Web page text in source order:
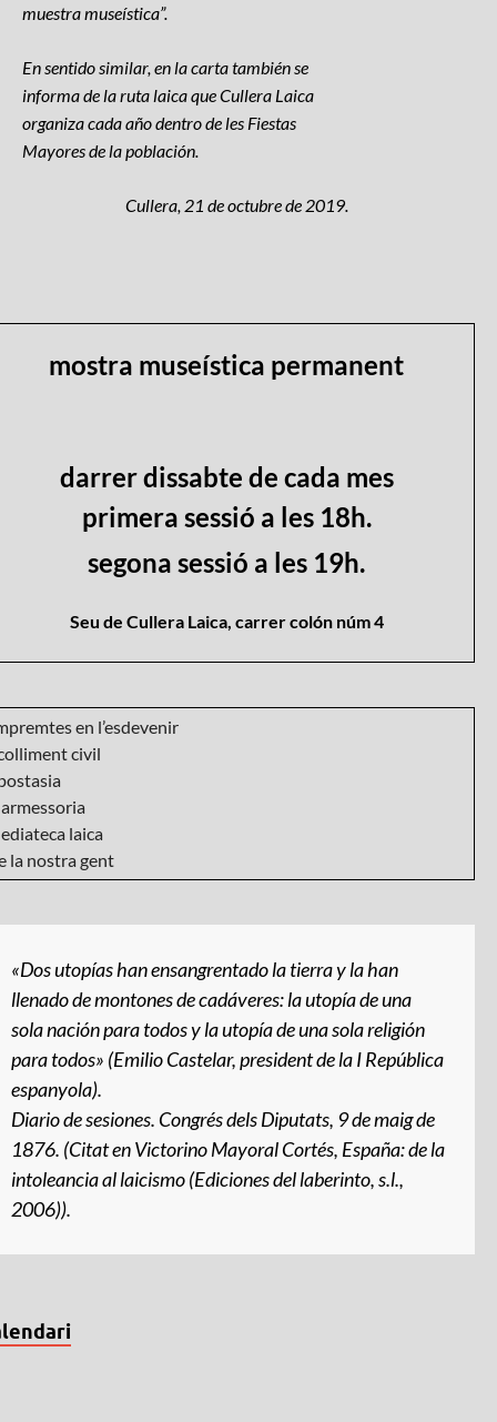
muestra museística”.
En sentido similar, en la carta también se
informa de la ruta laica que Cullera Laica
organiza cada año dentro de les Fiestas
Mayores de la población.
Cullera, 21 de octubre de 2019.
mostra museística permanent
darrer dissabte de cada mes
primera sessió a les 18h.
segona sessió a les 19h.
Seu de Cullera Laica, carrer colón núm 4
en l’esdevenir
civil
laica
la nostra gent
«Dos utopías han ensangrentado la tierra y la han
llenado de montones de cadáveres: la utopía de una
sola nación para todos y la utopía de una sola religión
para todos» (Emilio Castelar, president de la I República
espanyola).
Diario de sesiones. Congrés dels Diputats, 9 de maig de
1876. (Citat en Victorino Mayoral Cortés, España: de la
intoleancia al laicismo(Ediciones del laberinto, s.l.,
2006)).